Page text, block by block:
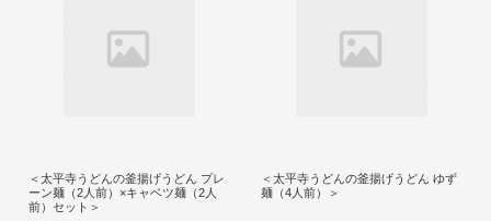
＜太平寺うどんの釜揚げうどん プレ
ーン麺（2人前）×キャベツ麺（2人
前）セット＞
＜太平寺うどんの釜揚げうどん ゆず
麺（4人前）＞